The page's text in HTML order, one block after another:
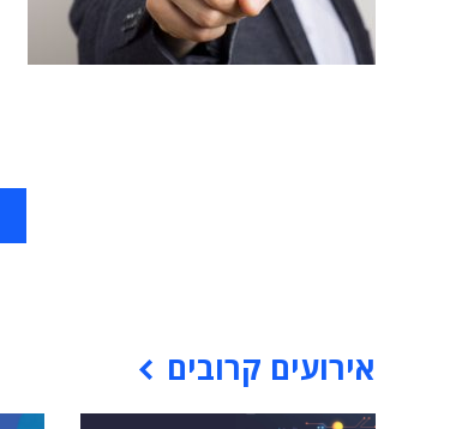
אירועים קרובים